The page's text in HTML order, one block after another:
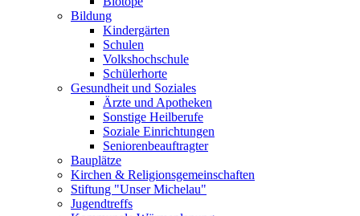
Bildung
Kindergärten
Schulen
Volkshochschule
Schülerhorte
Gesundheit und Soziales
Ärzte und Apotheken
Sonstige Heilberufe
Soziale Einrichtungen
Seniorenbeauftragter
Bauplätze
Kirchen & Religionsgemeinschaften
Stiftung "Unser Michelau"
Jugendtreffs